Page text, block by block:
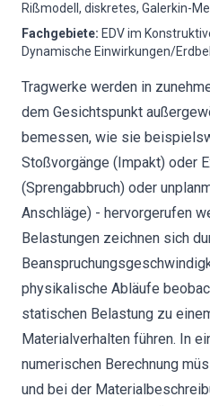
Rißmodell, diskretes, Galerkin-
Fachgebiete: EDV im
Dynamische Einwirkungen/
Tragwerke werden in
dem Gesichtspunkt
bemessen, wie sie
Stoßvorgänge (Impakt) oder
(Sprengabbruch) oder
Anschläge) - hervorgerufen
Belastungen zeichnen sich
physikalische Abläufe
statischen Belastung zu
Materialverhalten führen. In
numerischen Berechnung
und bei der